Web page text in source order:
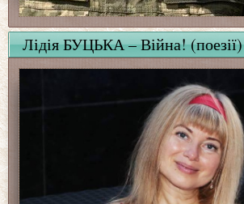
Лідія БУЦЬКА – Війна! (поезії)